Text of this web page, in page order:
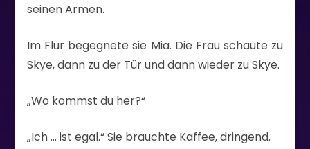
seinen Armen.
Im Flur begegnete sie Mia. Die Frau schaute zu
Skye, dann zu der Tür und dann wieder zu Skye.
„Wo kommst du her?“
„Ich … ist egal.“ Sie brauchte Kaffee, dringend.